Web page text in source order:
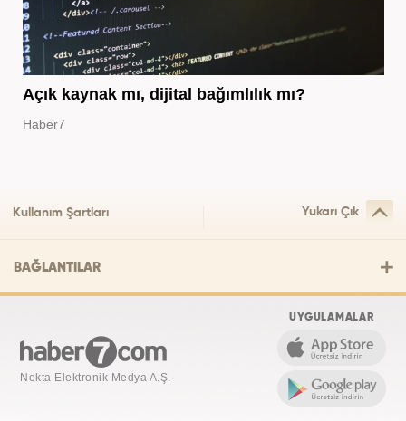
Açık kaynak mı, dijital bağımlılık mı?
Haber7
Kullanım Şartları Yukarı Çık
BAĞLANTILAR
Nokta Elektronik Medya A.Ş.
UYGULAMALAR